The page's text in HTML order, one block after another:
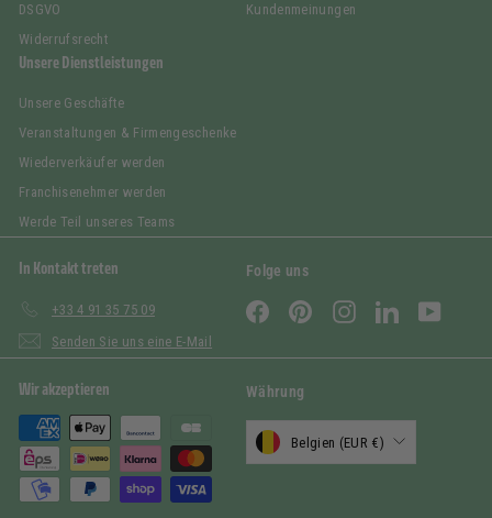
DSGVO
Widerrufsrecht
Kundenmeinungen
Unsere Dienstleistungen
Unsere Geschäfte
Veranstaltungen & Firmengeschenke
Wiederverkäufer werden
Franchisenehmer werden
Werde Teil unseres Teams
In Kontakt treten
+33 4 91 35 75 09
Senden Sie uns eine E-Mail
Folge uns
FacebookPinterestInstagramLinkedIn
Wir akzeptieren Währung
Belgien (EUR €)